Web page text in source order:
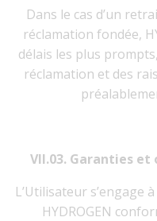
Dans le cas d’un
réclamation fondée,
délais les plus
réclamation et des
VII.03. Garanties
L’Utilisateur s’engage
HYDROGEN